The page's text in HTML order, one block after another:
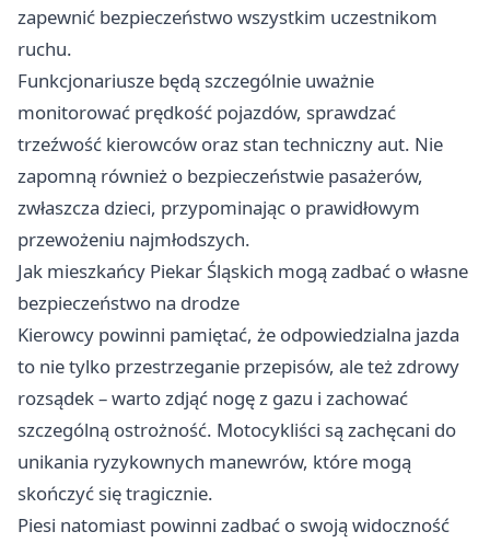
zapewnić bezpieczeństwo wszystkim uczestnikom
ruchu.
Funkcjonariusze będą szczególnie uważnie
monitorować prędkość pojazdów, sprawdzać
trzeźwość kierowców oraz stan techniczny aut. Nie
zapomną również o bezpieczeństwie pasażerów,
zwłaszcza dzieci, przypominając o prawidłowym
przewożeniu najmłodszych.
Jak mieszkańcy Piekar Śląskich mogą zadbać o własne
bezpieczeństwo na drodze
Kierowcy powinni pamiętać, że odpowiedzialna jazda
to nie tylko przestrzeganie przepisów, ale też zdrowy
rozsądek – warto zdjąć nogę z gazu i zachować
szczególną ostrożność. Motocykliści są zachęcani do
unikania ryzykownych manewrów, które mogą
skończyć się tragicznie.
Piesi natomiast powinni zadbać o swoją widoczność